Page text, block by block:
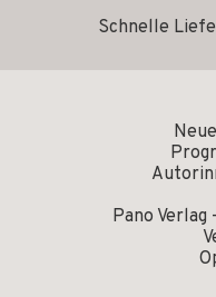
Schnelle
Pano